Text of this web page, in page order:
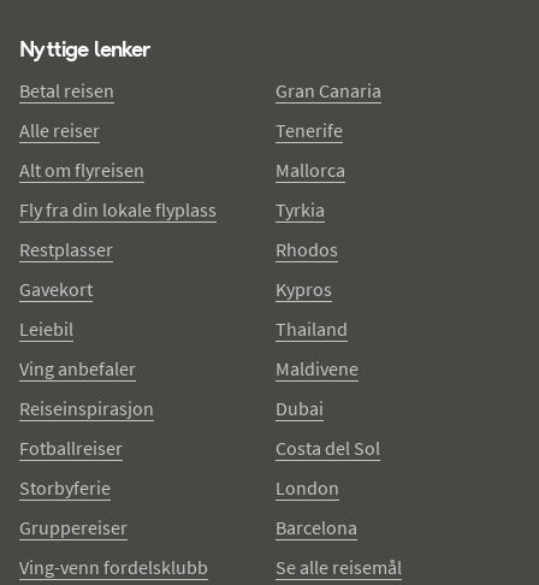
Nyttige lenker
Betal reisen
Alle reiser
Alt om flyreisen
Fly fra din lokale flyplass
Restplasser
Gavekort
Leiebil
Ving anbefaler
Reiseinspirasjon
Fotballreiser
Storbyferie
Gruppereiser
Ving-venn fordelsklubb
Gran Canaria
Tenerife
Mallorca
Tyrkia
Rhodos
Kypros
Thailand
Maldivene
Dubai
Costa del Sol
London
Barcelona
Se alle reisemål